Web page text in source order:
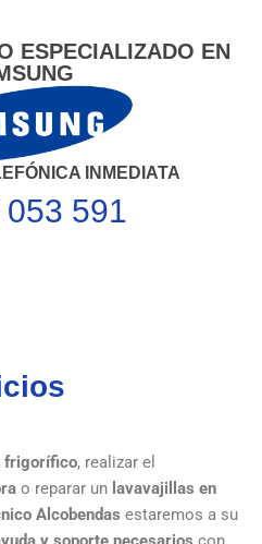
ESPECIALIZADO EN
INMEDIATA
053 591
frigorífico, realizar el
o reparar un lavavajillas en
Alcobendas estaremos a su